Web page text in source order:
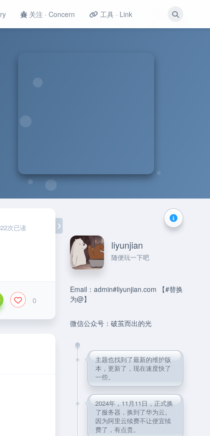
关注 · Concern 工具 · Link
次已读
0
liyunjian
随便玩一下吧
Email：admin#liyunjian.com 【#替换
为@】
微信公众号：破茧而出的光
主题也找到了最新的维护版
本，更新了，现在速度快了
一些。
2024年，11月11日，正式换
了服务器，换到了华为云。
因为阿里云续费不让便宜续
费了，有点贵。